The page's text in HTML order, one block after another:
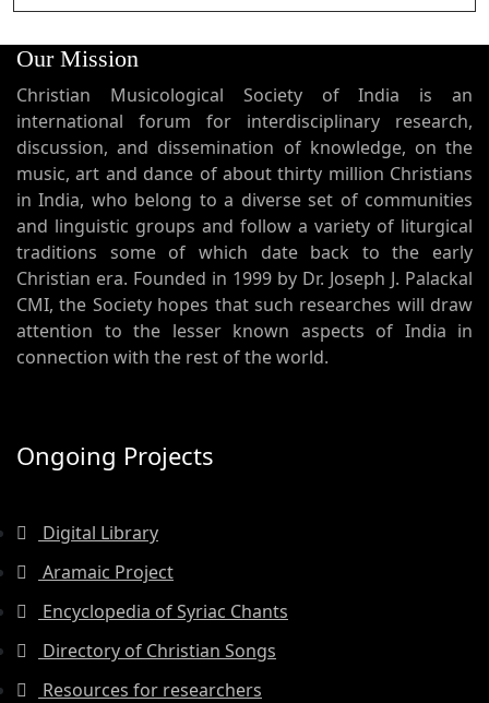
Our Mission
Christian Musicological Society of India is an
international forum for interdisciplinary research,
discussion, and dissemination of knowledge, on the
music, art and dance of about thirty million Christians
in India, who belong to a diverse set of communities
and linguistic groups and follow a variety of liturgical
traditions some of which date back to the early
Christian era. Founded in 1999 by Dr. Joseph J. Palackal
CMI, the Society hopes that such researches will draw
attention to the lesser known aspects of India in
connection with the rest of the world.
Ongoing Projects
Digital Library
Aramaic Project
Encyclopedia of Syriac Chants
Directory of Christian Songs
Resources for researchers